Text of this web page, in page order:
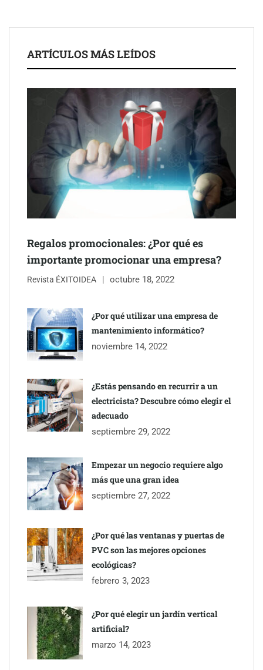
Schaeffler mejora su rentabilidad en el primer semestre de 2026
NOVA: innovación y diseño que transforman espacios de la
mano de Tormo Franquicias
Eagle Waterproofing recomienda revisar la
impermeabilización de las viviendas antes de las vacaciones
ARTÍCULOS MÁS LEÍDOS
Regalos promocionales: ¿Por qué es
importante promocionar una empresa?
Revista ÉXITOIDEA octubre 18, 2022
¿Por qué utilizar una empresa de
mantenimiento informático?
noviembre 14, 2022
¿Estás pensando en recurrir a un
electricista? Descubre cómo elegir el
adecuado
septiembre 29, 2022
Empezar un negocio requiere algo
más que una gran idea
septiembre 27, 2022
¿Por qué las ventanas y puertas de
PVC son las mejores opciones
ecológicas?
febrero 3, 2023
¿Por qué elegir un jardín vertical
artificial?
marzo 14, 2023